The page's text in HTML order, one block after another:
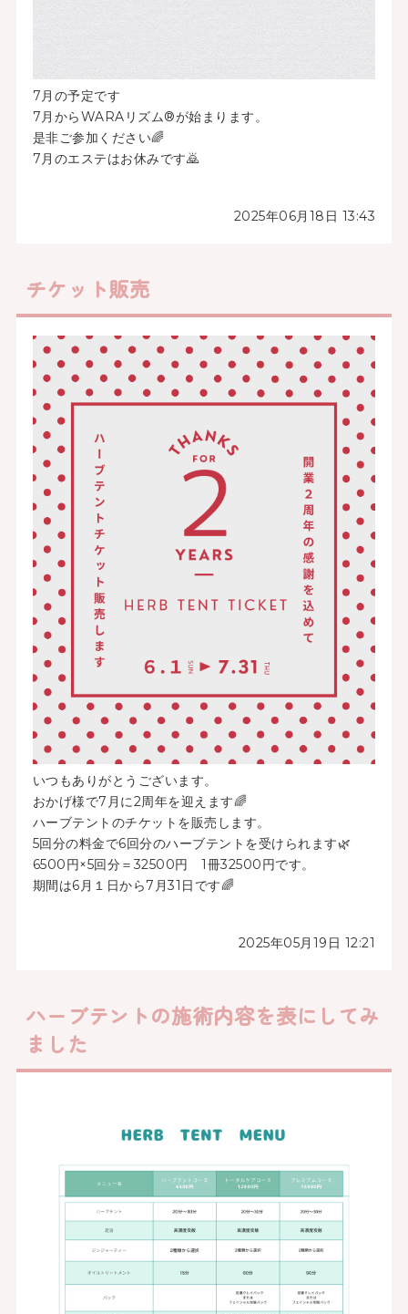
7月の予定です
7月からWARAリズム®が始まります。
是非ご参加ください🌈
7月のエステはお休みです🙇
2025年06月18日 13:43
チケット販売
いつもありがとうございます。
おかげ様で7月に2周年を迎えます🌈
ハーブテントのチケットを販売します。
5回分の料金で6回分のハーブテントを受けられます🌿
6500円×5回分＝32500円 1冊32500円です。
期間は6月１日から7月31日です🌈
2025年05月19日 12:21
ハーブテントの施術内容を表にしてみ
ました